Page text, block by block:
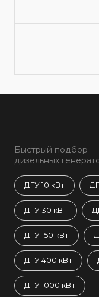
Быстрый подбор
дизельных
ДГУ 10 кВт
ДГУ 30 кВт
ДГУ 150 кВт
ДГУ 400 кВт
ДГУ 1000 кВт